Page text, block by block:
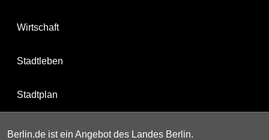
Wirtschaft
Stadtleben
Stadtplan
Berlin.de ist ein Angebot des Landes Berlin.